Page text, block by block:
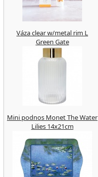
Váza clear w/metal rim L
Green Gate
Mini podnos Monet The Water
Lilies 14x21cm